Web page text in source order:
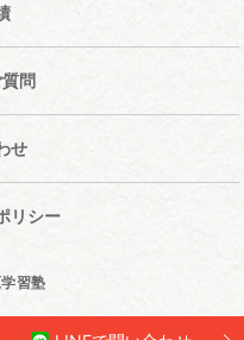
問
せ
リシー
習塾